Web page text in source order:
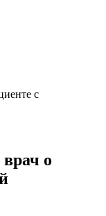
с
о